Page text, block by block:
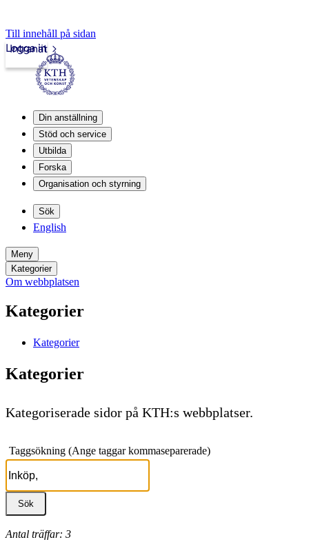
Till innehåll på sidan
Intranät
Logga in
Din anställning
Stöd och service
Utbilda
Forska
Organisation och styrning
Sök
English
Meny
Kategorier
Om webbplatsen
Kategorier
Kategorier
Kategorier
Kategoriserade sidor på KTH:s webbplatser.
Taggsökning (Ange taggar kommaseparerade)
Antal träffar: 3